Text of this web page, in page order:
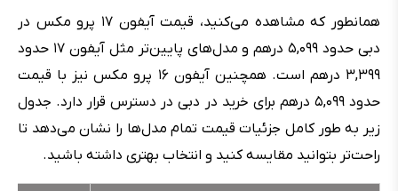
همانطور که مشاهده می‌کنید، قیمت آیفون ۱۷ پرو مکس در
دبی حدود ۵,۰۹۹ درهم و مدل‌های پایین‌تر مثل آیفون ۱۷ حدود
۳,۳۹۹ درهم است. همچنین آیفون ۱۶ پرو مکس نیز با قیمت
حدود ۵,۰۹۹ درهم برای خرید در دبی در دسترس قرار دارد. جدول
زیر به طور کامل جزئیات قیمت تمام مدل‌ها را نشان می‌دهد تا
راحت‌تر بتوانید مقایسه کنید و انتخاب بهتری داشته باشید.